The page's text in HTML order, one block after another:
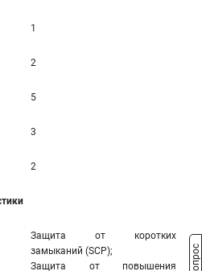
1
2
5
3
2
Защита от коротких
замыканий (SCP);
Защита от повышения